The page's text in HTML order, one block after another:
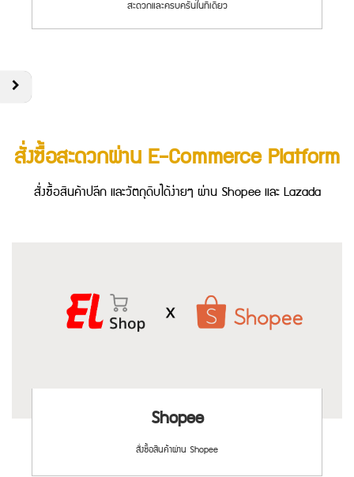
สะดวกและครบครันในที่เดียว
สั่งซื้อสะดวกผ่าน E-Commerce Platform
สั่งซื้อสินค้าปลีก และวัตถุดิบได้ง่ายๆ ผ่าน Shopee และ Lazada
Shopee
สั่งซื้อสินค้าผ่าน Shopee